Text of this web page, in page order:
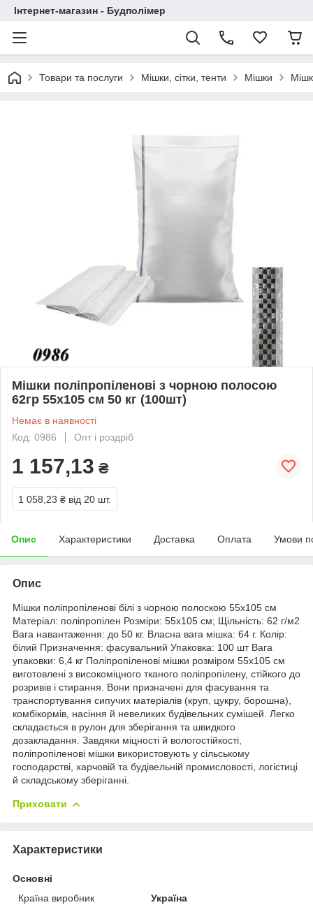
Інтернет-магазин - Будполімер
Товари та послуги Мішки, сітки, тенти Мішки
Мішки поліпропіленові з чорною полосою
62гр 55х105 см 50 кг (100шт)
Немає в наявності
Код: 0986
Опт і роздріб
1 157,13 ₴
1 058,23 ₴ від 20 шт.
Опис Характеристики Доставка Оплата Умови
Опис
Мішки поліпропіленові білі з чорною полоскою 55х105 см
Матеріал: поліпропілен Розміри: 55х105 см; Щільність: 62 г/м2
Вага навантаження: до 50 кг. Власна вага мішка: 64 г. Колір:
білий Призначення: фасувальний Упаковка: 100 шт Вага
упаковки: 6,4 кг Поліпропіленові мішки розміром 55х105 см
виготовлені з високоміцного тканого поліпропілену, стійкого до
розривів і стирання. Вони призначені для фасування та
транспортування сипучих матеріалів (круп, цукру, борошна),
комбікормів, насіння й невеликих будівельних сумішей. Легко
складається в рулон для зберігання та швидкого
дозакладання. Завдяки міцності й вологостійкості,
поліпропіленові мішки використовують у сільському
господарстві, харчовій та будівельній промисловості, логістиці
й складському зберіганні.
Приховати
Характеристики
Основні
Країна виробник
Україна